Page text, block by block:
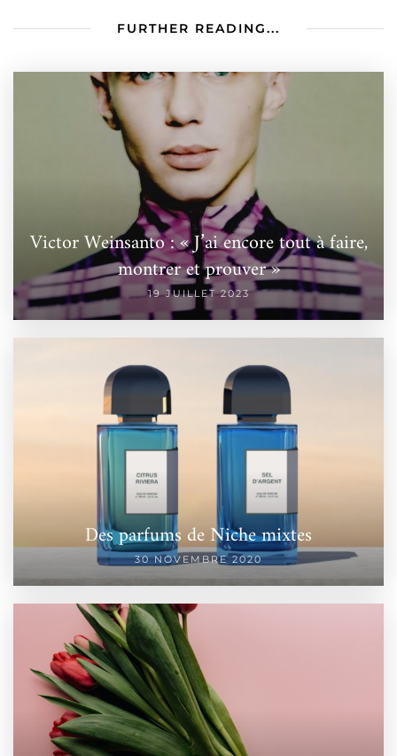
FURTHER READING...
Victor Weinsanto : « J’ai encore tout à faire,
montrer et prouver »
19 JUILLET 2023
Des parfums de Niche mixtes
30 NOVEMBRE 2020